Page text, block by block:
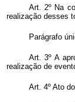
Art. 2º Na
realização desses
Parágrafo
Art. 3º A
realização de
Art. 4º Ato